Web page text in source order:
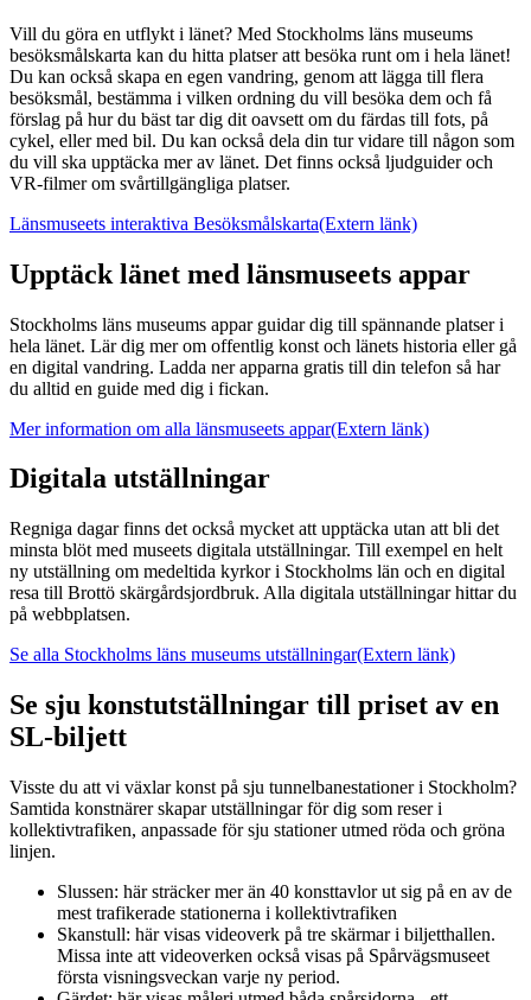
Vill du göra en utflykt i länet? Med Stockholms läns museums
besöksmålskarta kan du hitta platser att besöka runt om i hela länet!
Du kan också skapa en egen vandring, genom att lägga till flera
besöksmål, bestämma i vilken ordning du vill besöka dem och få
förslag på hur du bäst tar dig dit oavsett om du färdas till fots, på
cykel, eller med bil. Du kan också dela din tur vidare till någon som
du vill ska upptäcka mer av länet. Det finns också ljudguider och
VR-filmer om svårtillgängliga platser.
Länsmuseets interaktiva Besöksmålskarta(Extern länk)
Upptäck länet med länsmuseets appar
Stockholms läns museums appar guidar dig till spännande platser i
hela länet. Lär dig mer om offentlig konst och länets historia eller gå
en digital vandring. Ladda ner apparna gratis till din telefon så har
du alltid en guide med dig i fickan.
Mer information om alla länsmuseets appar(Extern länk)
Digitala utställningar
Regniga dagar finns det också mycket att upptäcka utan att bli det
minsta blöt med museets digitala utställningar. Till exempel en helt
ny utställning om medeltida kyrkor i Stockholms län och en digital
resa till Brottö skärgårdsjordbruk. Alla digitala utställningar hittar du
på webbplatsen.
Se alla Stockholms läns museums utställningar(Extern länk)
Se sju konstutställningar till priset av en
SL-biljett
Visste du att vi växlar konst på sju tunnelbanestationer i Stockholm?
Samtida konstnärer skapar utställningar för dig som reser i
kollektivtrafiken, anpassade för sju stationer utmed röda och gröna
linjen.
Slussen: här sträcker mer än 40 konsttavlor ut sig på en av de
mest trafikerade stationerna i kollektivtrafiken
Skanstull: här visas videoverk på tre skärmar i biljetthallen.
Missa inte att videoverken också visas på Spårvägsmuseet
första visningsveckan varje ny period.